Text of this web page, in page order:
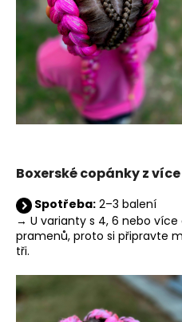
Boxerské copánky z
Spotřeba: 2–3 balení
→ U varianty s 4, 6 nebo
pramenů, proto si připravte
tři.
D
p
o
r
u
j
e
m
e